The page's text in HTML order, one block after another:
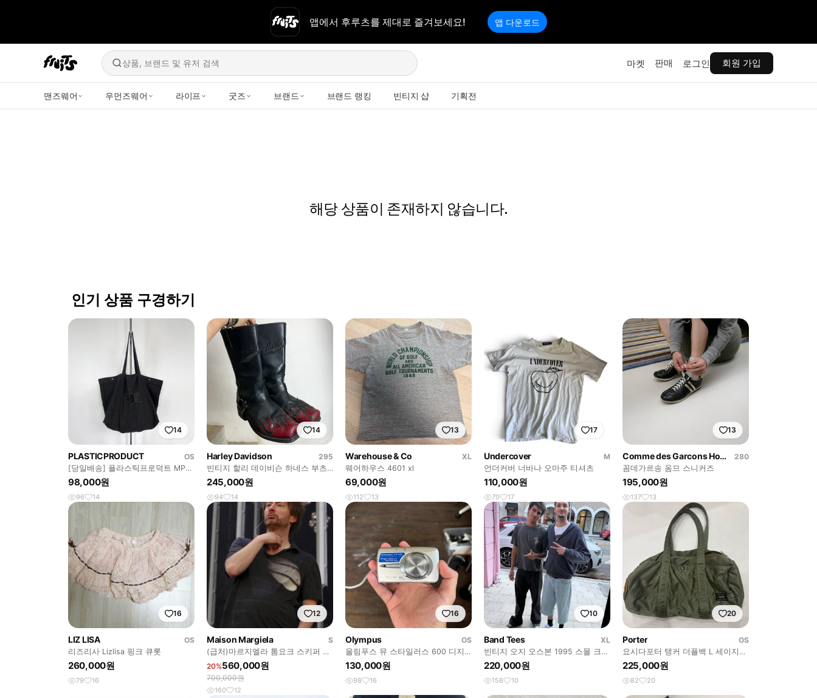
앱에서 후루츠를 제대로 즐겨보세요! 앱 다운로드
상품, 브랜드 및 유저 검색 마켓 판매 로그인 회원 가입
맨즈웨어 우먼즈웨어 라이프 굿즈 브랜드 브랜드 랭킹 빈티지 샵 기획전
해당 상품이 존재하지 않습니다.
인기 상품 구경하기
14
PLASTICPRODUCT
OS
[당일배송] 플라스틱프로덕트 MPa
빅백, 플라스틱프로덕트 가방
98,000원
96 14
14
Harley Davidson
295
빈티지 할리 데이비슨 하네스 부츠
할리 플레임 부츠 빅사이즈
245,000원
94 14
13
Warehouse & Co
XL
웨어하우스 4601 xl
69,000원
112 13
17
Undercover
M
언더커버 너바나 오마주 티셔츠
110,000원
70 17
13
Comme des Garcons Homme
280
꼼데가르송 옴므 스니커즈
195,000원
137 13
16
LIZ LISA
OS
리즈리사 Lizlisa 핑크 큐롯
260,000원
79 16
12
Maison Margiela
S
(급처)마르지엘라 톰요크 스키퍼 폴
로 46size
20%560,000원
700,000원
160 12
16
Olympus
OS
올림푸스 뮤 스타일러스 600 디지
털카메라
130,000원
98 16
10
Band Tees
XL
빈티지 오지 오스본 1995 스몰 크로
스 로고 반팔티
220,000원
156 10
20
Porter
OS
요시다포터 탱커 더플백 L 세이지그
린
225,000원
82 20